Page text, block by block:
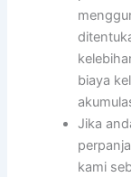
biaya
Jika
kami